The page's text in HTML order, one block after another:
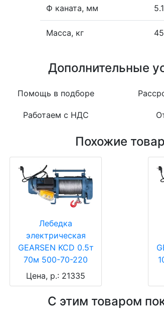
Ф каната, мм 5.1
Масса, кг 45
Дополнительные
Помощь в подборе
Работаем с НДС
Похожие
Лебедка
электрическая
GEARSEN KCD 0.5т
70м 500-70-220
Цена, р.: 21335
С этим товаром